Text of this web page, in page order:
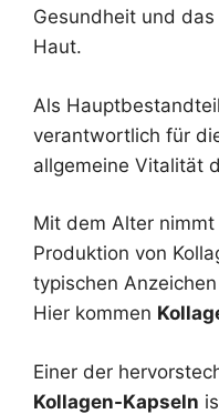
Gesundheit und
Haut.
Als
verantwortlich für
allgemeine Vitalität
Mit dem Alter
Produktion von
typischen
Hier kommen
Einer der
Kollagen-Kapseln